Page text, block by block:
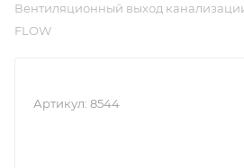
Вентиляционный выход
FLOW
Артикул: 8544